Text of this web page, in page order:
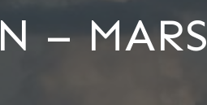
– MARS